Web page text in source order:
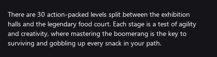
There are 30 action-packed levels split between the exhibition
halls and the legendary food court. Each stage is a test of agility
and creativity, where mastering the boomerang is the key to
surviving and gobbling up every snack in your path.